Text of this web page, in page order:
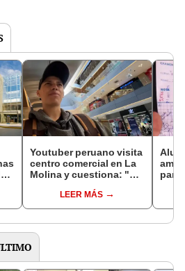
Youtuber peruano visita
centro comercial en La
Molina y cuestiona: "Es
vacío y no vale la pena"
LEER MÁS
para